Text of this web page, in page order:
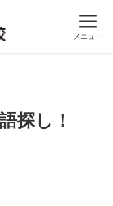
メニュー
探し！